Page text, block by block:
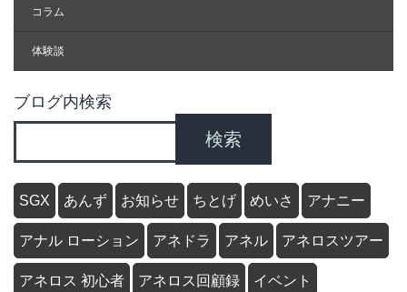
コラム
体験談
ブログ内検索
検索
SGX あんず お知らせ ちとげ めいさ アナニー
アナル ローション アネドラ アネル アネロスツアー
アネロス 初心者 アネロス回顧録 イベント